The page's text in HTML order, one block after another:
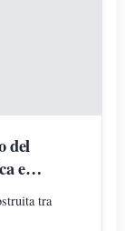
del
e
tra